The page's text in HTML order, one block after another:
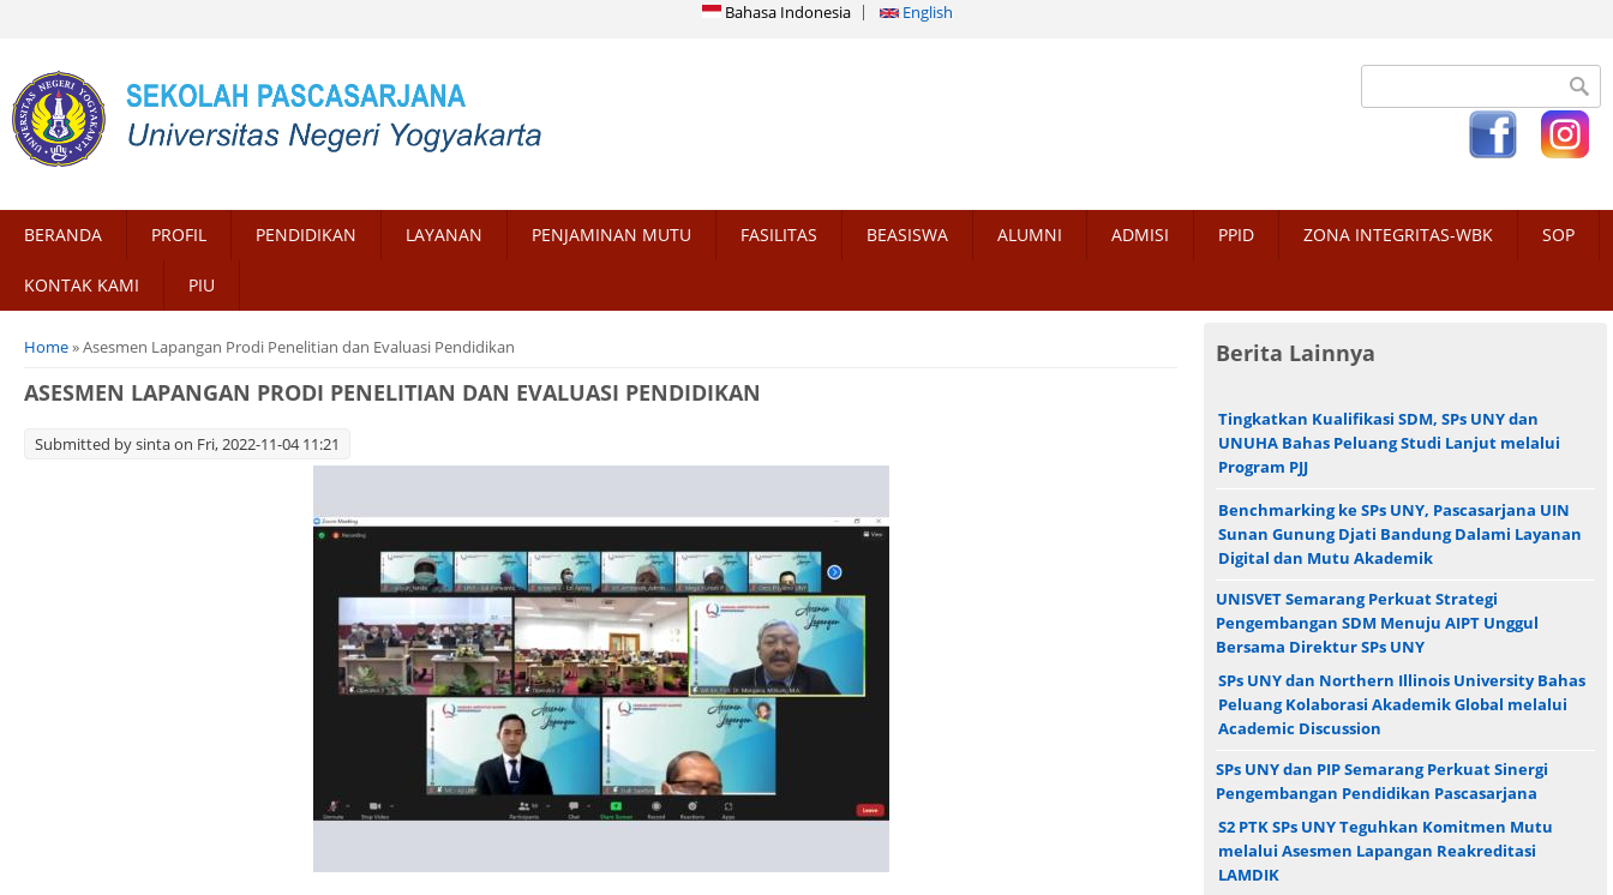
Bahasa Indonesia English
Search form
BERANDA PROFIL PENDIDIKAN LAYANAN PENJAMINAN MUTU FASILITAS BEASISWA ALUMNI ADMISI PPID ZONA INTEGRITAS-WBK SOP
KONTAK KAMI PIU
You are here
Home» Asesmen Lapangan Prodi Penelitian dan Evaluasi Pendidikan
ASESMEN LAPANGAN PRODI PENELITIAN DAN EVALUASI PENDIDIKAN
Submitted bysintaon Fri, 2022-11-04 11:21
Berita Lainnya
Tingkatkan Kualifikasi SDM, SPs UNY dan
UNUHA Bahas Peluang Studi Lanjut melalui
Program PJJ
Benchmarking ke SPs UNY, Pascasarjana UIN
Sunan Gunung Djati Bandung Dalami Layanan
Digital dan Mutu Akademik
UNISVET Semarang Perkuat Strategi
Pengembangan SDM Menuju AIPT Unggul
Bersama Direktur SPs UNY
SPs UNY dan Northern Illinois University Bahas
Peluang Kolaborasi Akademik Global melalui
Academic Discussion
SPs UNY dan PIP Semarang Perkuat Sinergi
Pengembangan Pendidikan Pascasarjana
S2 PTK SPs UNY Teguhkan Komitmen Mutu
melalui Asesmen Lapangan Reakreditasi
LAMDIK